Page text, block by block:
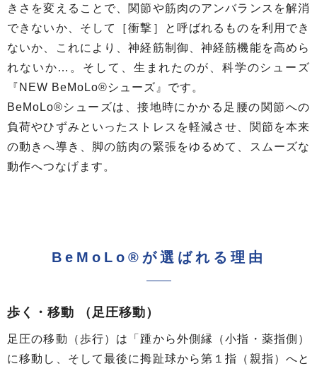
きさを変えることで、関節や筋肉のアンバランスを解消
できないか、そして［衝撃］と呼ばれるものを利用でき
ないか、これにより、神経筋制御、神経筋機能を高めら
れないか…。そして、生まれたのが、科学のシューズ
『NEW BeMoLo®シューズ』です。
BeMoLo®シューズは、接地時にかかる足腰の関節への
負荷やひずみといったストレスを軽減させ、関節を本来
の動きへ導き、脚の筋肉の緊張をゆるめて、スムーズな
動作へつなげます。
BeMoLo®が選ばれる理由
歩く・移動 （足圧移動）
足圧の移動（歩行）は「踵から外側縁（小指・薬指側）
に移動し、そして最後に拇趾球から第１指（親指）へと